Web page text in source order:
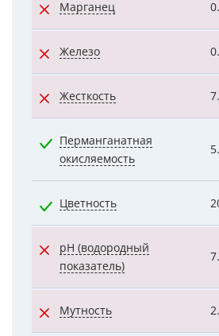
Марганец
Железо
Жесткость
Перманганатная
окисляемость
Цветность
pH (водородный
показатель)
Мутность